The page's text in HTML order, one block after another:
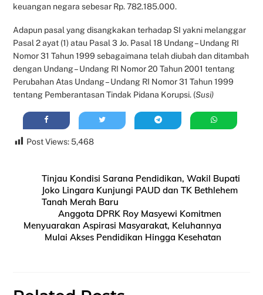
keuangan negara sebesar Rp. 782.185.000.
Adapun pasal yang disangkakan terhadap SI yakni melanggar
Pasal 2 ayat (1) atau Pasal 3 Jo. Pasal 18 Undang – Undang RI
Nomor 31 Tahun 1999 sebagaimana telah diubah dan ditambah
dengan Undang – Undang RI Nomor 20 Tahun 2001 tentang
Perubahan Atas Undang – Undang RI Nomor 31 Tahun 1999
tentang Pemberantasan Tindak Pidana Korupsi. (Susi)
Post Views: 5,468
Tinjau Kondisi Sarana Pendidikan, Wakil Bupati
Joko Lingara Kunjungi PAUD dan TK Bethlehem
Tanah Merah Baru
Anggota DPRK Roy Masyewi Komitmen
Menyuarakan Aspirasi Masyarakat, Keluhannya
Mulai Akses Pendidikan Hingga Kesehatan